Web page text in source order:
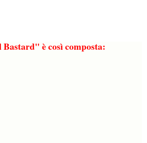
è così composta: